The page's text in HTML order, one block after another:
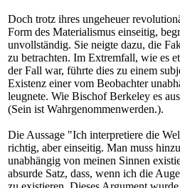
Doch trotz ihres ungeheuer
Form des Materialismus einseitig,
unvollständig. Sie neigte dazu, die
zu betrachten. Im Extremfall, wie es
der Fall war, führte dies zu einem
Existenz einer vom Beobachter
leugnete. Wie Bischof Berkeley es
(Sein ist Wahrgenommenwerden.).
Die Aussage "Ich interpretiere die
richtig, aber einseitig. Man muss
unabhängig von meinen Sinnen
absurde Satz, dass, wenn ich die